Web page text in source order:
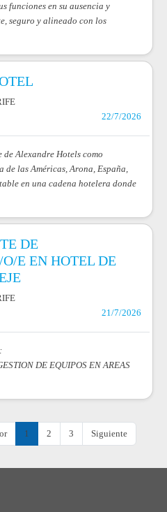
funciones en su ausencia y
seguro y alineado con los
22/7/2026
Alexandre Hotels como
de las Américas, Arona, España,
en una cadena hotelera donde
DE
E EN HOTEL DE
21/7/2026
DE EQUIPOS EN AREAS
1 2 3 Siguiente